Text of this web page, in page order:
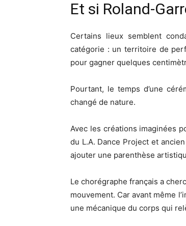
Et si Roland-
Certains lieux semblent
catégorie : un territoire de
pour gagner quelques
Pourtant, le temps d’une
changé de nature.
Avec les créations imaginées
du L.A. Dance Project et
ajouter une parenthèse
Le chorégraphe français a
mouvement. Car avant même
une mécanique du corps qui